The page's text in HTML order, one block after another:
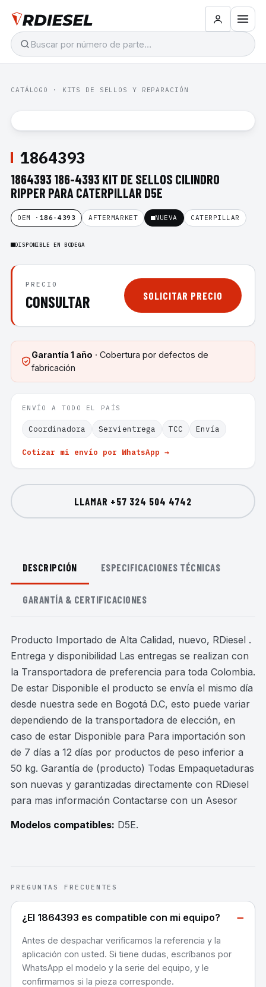
CATÁLOGO · KITS DE SELLOS Y REPARACIÓN
1864393
1864393 186-4393 KIT DE SELLOS CILINDRO
RIPPER PARA CATERPILLAR D5E
OEM · 186-4393 AFTERMARKET NUEVA CATERPILLAR
DISPONIBLE EN BODEGA
PRECIO
CONSULTAR SOLICITAR PRECIO
Garantía 1 año · Cobertura por defectos de
fabricación
ENVÍO A TODO EL PAÍS
Coordinadora Servientrega TCC Envía
Cotizar mi envío por WhatsApp →
LLAMAR +57 324 504 4742
DESCRIPCIÓN ESPECIFICACIONES TÉCNICAS
GARANTÍA & CERTIFICACIONES
Producto Importado de Alta Calidad, nuevo, RDiesel .
Entrega y disponibilidad Las entregas se realizan con
la Transportadora de preferencia para toda Colombia.
De estar Disponible el producto se envía el mismo día
desde nuestra sede en Bogotá D.C, esto puede variar
dependiendo de la transportadora de elección, en
caso de estar Disponible para Para importación son
de 7 días a 12 días por productos de peso inferior a
50 kg. Garantía de (producto) Todas Empaquetaduras
son nuevas y garantizadas directamente con RDiesel
para mas información Contactarse con un Asesor
Modelos compatibles: D5E.
PREGUNTAS FRECUENTES
¿El 1864393 es compatible con mi equipo? −
Antes de despachar verificamos la referencia y la
aplicación con usted. Si tiene dudas, escríbanos por
WhatsApp el modelo y la serie del equipo, y le
confirmamos si la pieza corresponde.